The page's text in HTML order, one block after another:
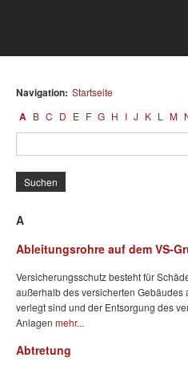
Navigation: Startseite
A B C D E F G H I J K L M
A
Ableitungsrohre auf dem VS-
Versicherungsschutz besteht für
außerhalb des versicherten Gebäudes
verlegt sind und der Entsorgung des
Anlagen mehr...
Abtretung